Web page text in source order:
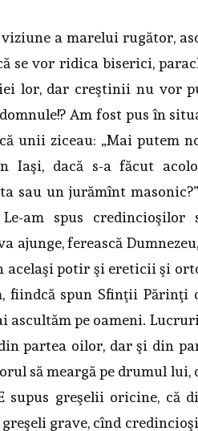
a marelui rugător,
se vor ridica biserici,
lor, dar creştinii nu vor
Am fost pus în
unii ziceau: „Mai putem
Iaşi, dacă s-a făcut
sau un jurămînt
Le-am spus
ajunge, ferească
acelaşi potir şi ereticii şi
fiindcă spun Sfinţii Părinţi
ascultăm pe oameni.
partea oilor, dar şi din
să meargă pe drumul lui,
supus greşelii oricine, că
grave, cînd